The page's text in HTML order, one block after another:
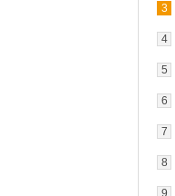
3
4
5
6
7
8
9